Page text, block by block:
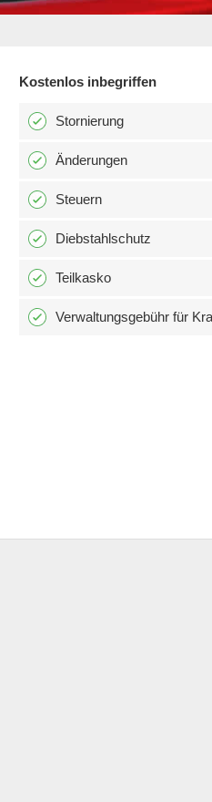
Kostenlos inbegriffen
Stornierung
Änderungen
Steuern
Diebstahlschutz
Teilkasko
Verwaltungsgebühr für